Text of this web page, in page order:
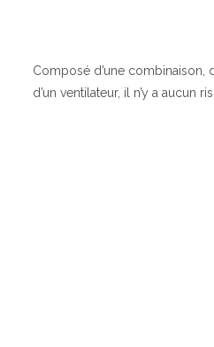
Composé d’une combinaison,
d’un ventilateur, il n’y a aucun